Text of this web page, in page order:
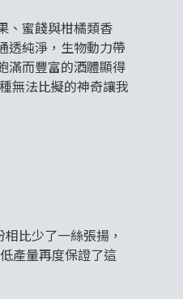
、蜜餞與柑橘類香
透純淨，生物動力帶
滿而豐富的酒體顯得
無法比擬的神奇讓我
比少了一絲張揚，
產量再度保證了這